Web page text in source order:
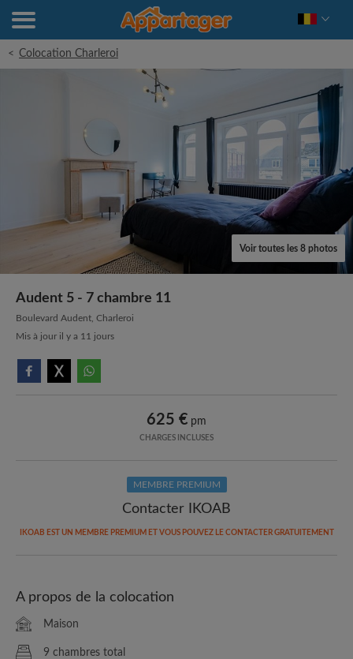
< Colocation Charleroi
Voir toutes les 8 photos
Audent 5 - 7 chambre 11
Boulevard Audent, Charleroi
Mis à jour il y a 11 jours
625 € pm
CHARGES INCLUSES
MEMBRE PREMIUM
Contacter IKOAB
IKOAB EST UN MEMBRE PREMIUM ET VOUS POUVEZ LE CONTACTER GRATUITEMENT
A propos de la colocation
Maison
9 chambres total